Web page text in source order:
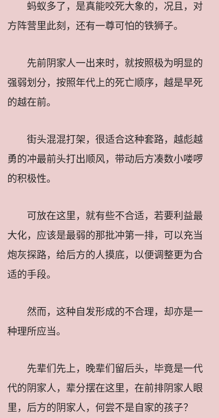
蚂蚁多了，是真能咬死大象的，况且，对
方阵营里此刻，还有一尊可怕的铁狮子。
先前阴家人一出来时，就按照极为明显的
强弱划分，按照年代上的死亡顺序，越是早死
的越在前。
街头混混打架，很适合这种套路，越彪越
勇的冲最前头打出顺风，带动后方凑数小喽啰
的积极性。
可放在这里，就有些不合适，若要利益最
大化，应该是最弱的那批冲第一排，可以充当
炮灰探路，给后方的人摸底，以便调整更为合
适的手段。
然而，这种自发形成的不合理，却亦是一
种理所应当。
先辈们先上，晚辈们留后头，毕竟是一代
代的阴家人，辈分摆在这里，在前排阴家人眼
里，后方的阴家人，何尝不是自家的孩子？